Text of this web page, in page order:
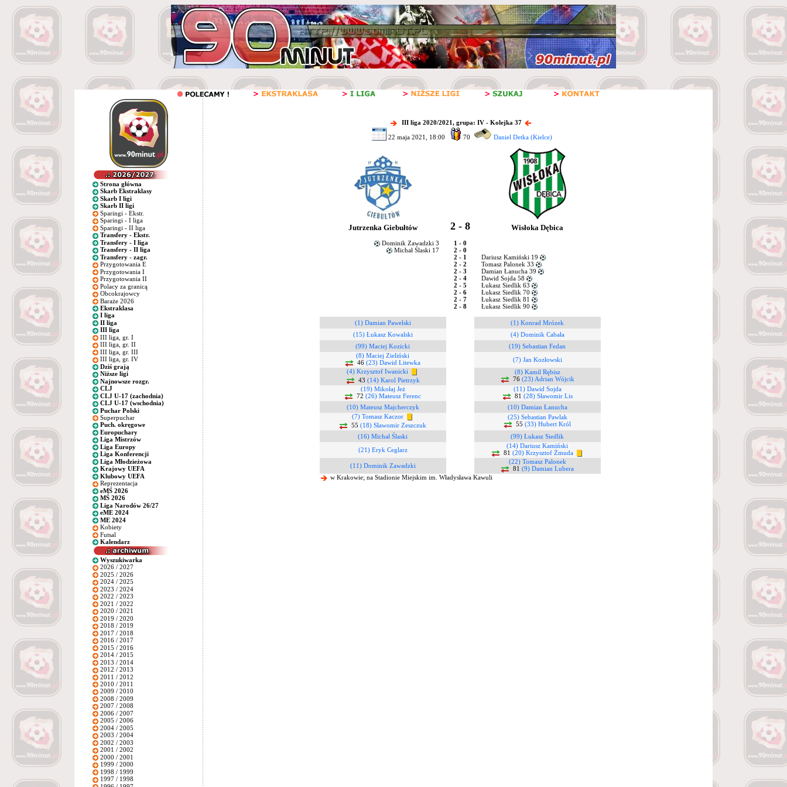
Strona główna
Skarb Ekstraklasy
Skarb I ligi
Skarb II ligi
Sparingi - Ekstr.
Sparingi - I liga
Sparingi - II liga
Transfery - Ekstr.
Transfery - I liga
Transfery - II liga
Transfery - zagr.
Przygotowania E
Przygotowania I
Przygotowania II
Polacy za granicą
Obcokrajowcy
Baraże 2026
Ekstraklasa
I liga
II liga
III liga
III liga, gr. I
III liga, gr. II
III liga, gr. III
III liga, gr. IV
Dziś grają
Niższe ligi
Najnowsze rozgr.
CLJ
CLJ U-17 (zachodnia)
CLJ U-17 (wschodnia)
Puchar Polski
Superpuchar
Puch. okręgowe
Europuchary
Liga Mistrzów
Liga Europy
Liga Konferencji
Liga Młodzieżowa
Krajowy UEFA
Klubowy UEFA
Reprezentacja
eMŚ 2026
MŚ 2026
Liga Narodów 26/27
eME 2024
ME 2024
Kobiety
Futsal
Kalendarz
Wyszukiwarka
2026 / 2027
2025 / 2026
2024 / 2025
2023 / 2024
2022 / 2023
2021 / 2022
2020 / 2021
2019 / 2020
2018 / 2019
2017 / 2018
2016 / 2017
2015 / 2016
2014 / 2015
2013 / 2014
2012 / 2013
2011 / 2012
2010 / 2011
2009 / 2010
2008 / 2009
2007 / 2008
2006 / 2007
2005 / 2006
2004 / 2005
2003 / 2004
2002 / 2003
2001 / 2002
2000 / 2001
1999 / 2000
1998 / 1999
1997 / 1998
III liga 2020/2021, grupa: IV - Kolejka 37
22 maja 2021, 18:00 70 Daniel Detka (Kielce)
Jutrzenka Giebułtów 2 - 8 Wisłoka Dębica
Dominik Zawadzki 3
1 - 0
Michał Ślaski 17
2 - 0
2 - 1
Dariusz Kamiński 19
2 - 2
Tomasz Palonek 33
2 - 3
Damian Łanucha 39
2 - 4
Dawid Sojda 58
2 - 5
Łukasz Siedlik 63
2 - 6
Łukasz Siedlik 70
2 - 7
Łukasz Siedlik 81
2 - 8
Łukasz Siedlik 90
(1) Damian Pawelski
(1) Konrad Mrózek
(15) Łukasz Kowalski
(4) Dominik Cabała
(99) Maciej Kozicki
(19) Sebastian Fedan
(8) Maciej Zieliński
46 (23) Dawid Litewka
(7) Jan Kozłowski
(4) Krzysztof Iwanicki
43 (14) Karol Pietrzyk
(8) Kamil Rębisz
76 (23) Adrian Wójcik
(19) Mikołaj Jeż
72 (26) Mateusz Ferenc
(11) Dawid Sojda
81 (28) Sławomir Lis
(10) Mateusz Majcherczyk
(10) Damian Łanucha
(7) Tomasz Kaczor
55 (18) Sławomir Zeszczuk
(25) Sebastian Pawlak
55 (33) Hubert Król
(16) Michał Ślaski
(99) Łukasz Siedlik
(21) Eryk Ceglarz
(14) Dariusz Kamiński
81 (20) Krzysztof Żmuda
(11) Dominik Zawadzki
(22) Tomasz Palonek
81 (9) Damian Lubera
w Krakowie; na Stadionie Miejskim im. Władysława Kawuli